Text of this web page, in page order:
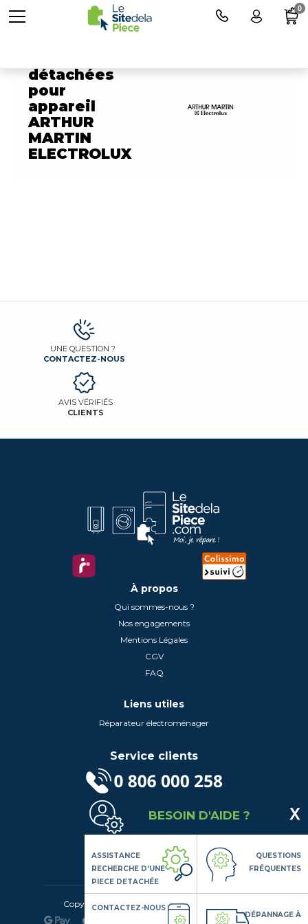
détachées
pour
appareil
ARTHUR
MARTIN
ELECTROLUX
UNE QUESTION ?
CONTACTEZ-NOUS
AVIS VÉRIFIÉS
CLIENTS
À propos
Qui sommes-nous ?
Nos engagements
Mentions Légales
CGV
FAQ
Liens utiles
Réparateur électroménager
Service clients
(Service gratuit + prix d'un appel local)
Lundi au Vendredi de 9h à 18h
Contactez-Nous
Suivez-nous
0
Copyright© 2020 LSDLP, Tous droits réservés
BESOIN D'AIDE ?
ASSISTANCE
RECHERCHE D'UNE
PIECE DETACHÉE
QUESTIONS
FRÉQUENTES
CONTACTEZ-NOUS
DÉPANNAGE À